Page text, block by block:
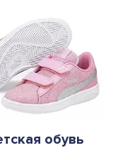
обувь